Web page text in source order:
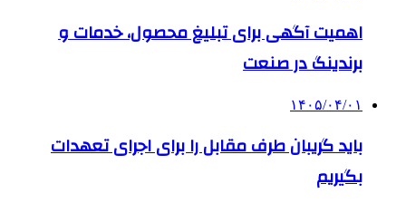
اهمیت آگهی برای تبلیغ محصول، خدمات و
برندینگ در صنعت
۱۴۰۵/۰۴/۰۱
باید گریبان طرف مقابل را برای اجرای تعهدات
بگیریم